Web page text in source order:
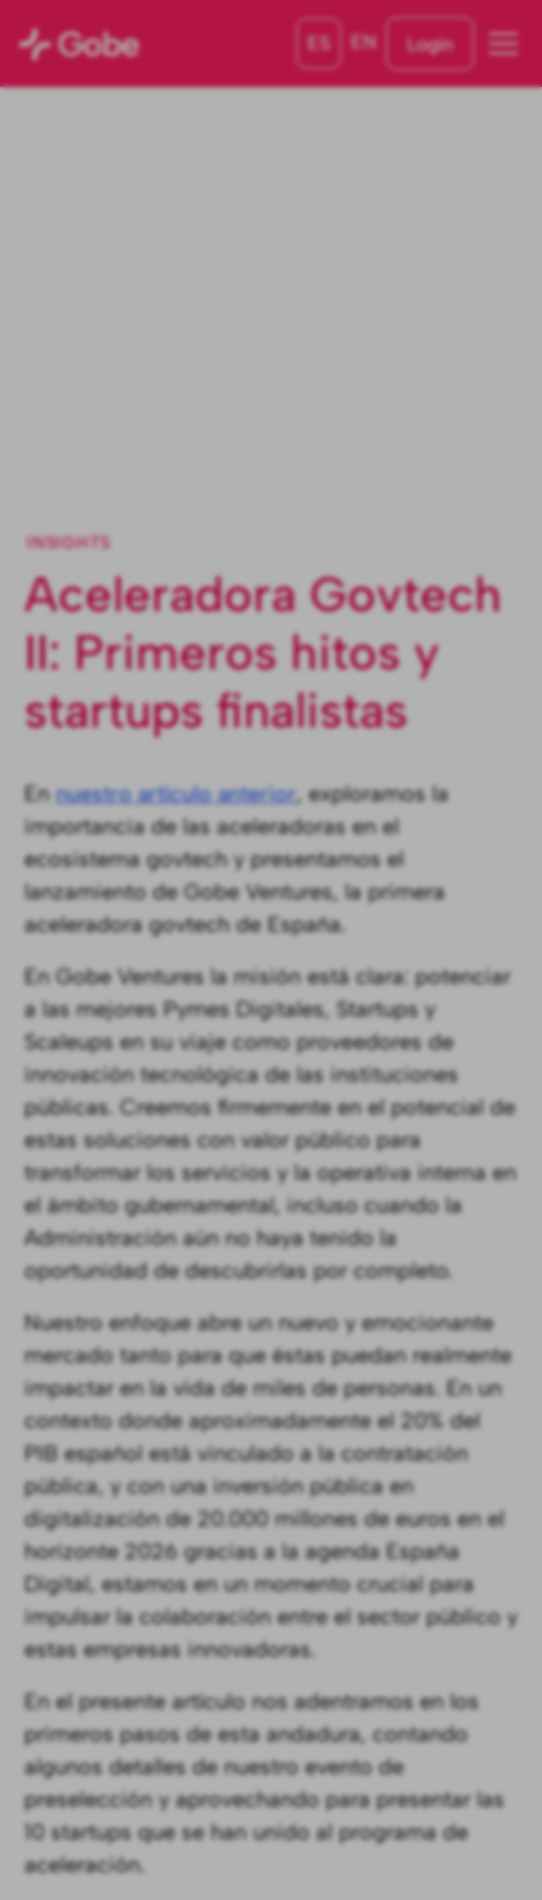
ES EN Login
INSIGHTS
Aceleradora Govtech
II: Primeros hitos y
startups finalistas
Ennuestro artículo anterior, exploramos la
importancia de las aceleradoras en el
ecosistema govtech y presentamos el
lanzamiento de Gobe Ventures, la primera
aceleradora govtech de España.
En Gobe Ventures la misión está clara: potenciar
a las mejores Pymes Digitales, Startups y
Scaleups en su viaje como proveedores de
innovación tecnológica de las instituciones
públicas. Creemos firmemente en el potencial de
estas soluciones con valor público para
transformar los servicios y la operativa interna en
el ámbito gubernamental, incluso cuando la
Administración aún no haya tenido la
oportunidad de descubrirlas por completo.
Nuestro enfoque abre un nuevo y emocionante
mercado tanto para que éstas puedan realmente
impactar en la vida de miles de personas. En un
contexto donde aproximadamente el 20% del
PIB español está vinculado a la contratación
pública, y con una inversión pública en
digitalización de 20.000 millones de euros en el
horizonte 2026 gracias a la agenda España
Digital, estamos en un momento crucial para
impulsar la colaboración entre el sector público y
estas empresas innovadoras.
En el presente artículo nos adentramos en los
primeros pasos de esta andadura, contando
algunos detalles de nuestro evento de
preselección y aprovechando para presentar las
10 startups que se han unido al programa de
aceleración.